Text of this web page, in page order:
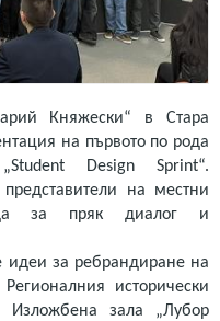
Княжески“ в Стара
на първото по рода
Design Sprint“.
на местни
за пряк диалог и
идеи за ребрандиране на
исторически
Изложбена зала „Лубор